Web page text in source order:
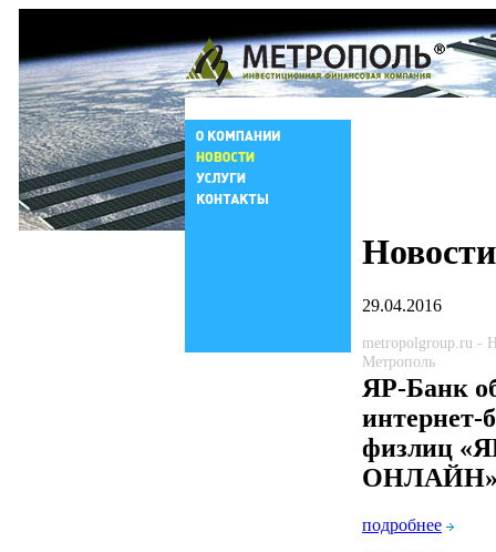
29.04.2016
metropolgroup.ru -
Метрополь
ЯР-Банк
интернет-
физлиц
подробнее